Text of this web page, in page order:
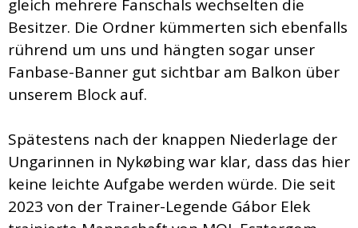
gleich mehrere Fanschals wechselten die
Besitzer. Die Ordner kümmerten sich ebenfalls
rührend um uns und hängten sogar unser
Fanbase-Banner gut sichtbar am Balkon über
unserem Block auf.
Spätestens nach der knappen Niederlage der
Ungarinnen in Nykøbing war klar, dass das hier
keine leichte Aufgabe werden würde. Die seit
2023 von der Trainer-Legende Gábor Elek